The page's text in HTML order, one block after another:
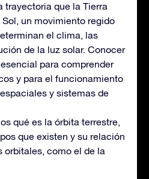
trayectoria que la Tierra
un movimiento regido
el clima, las
de la luz solar. Conocer
para comprender
y para el funcionamiento
y sistemas de
qué es la órbita terrestre,
que existen y su relación
orbitales, como el de la